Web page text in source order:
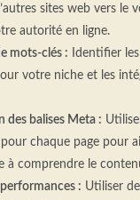
sites web vers le
autorité en ligne.
mots-clés :
Identifier
votre niche et les
des balises Meta :
chaque page pour
à comprendre le
: Utiliser